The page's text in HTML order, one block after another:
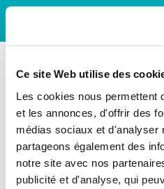
Ce site Web utilise des
Les cookies nous permettent
et les annonces, d'offrir des
médias sociaux et d'analyser
partageons également des
notre site avec nos
publicité et d'analyse, qui